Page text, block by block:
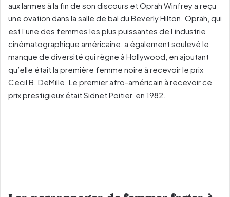
aux larmes à la fin de son discours et Oprah Winfrey a reçu
une ovation dans la salle de bal du Beverly Hilton. Oprah, qui
est l’une des femmes les plus puissantes de l’industrie
cinématographique américaine, a également soulevé le
manque de diversité qui règne à Hollywood, en ajoutant
qu’elle était la première femme noire à recevoir le prix
Cecil B. DeMille. Le premier afro-américain à recevoir ce
prix prestigieux était Sidnet Poitier, en 1982.